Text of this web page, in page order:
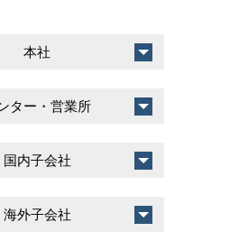
本社
ター・営業所
国内子会社
海外子会社